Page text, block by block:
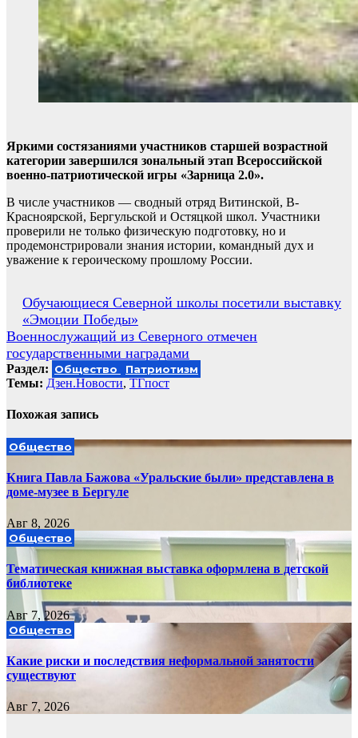
Яркими состязаниями участников старшей возрастной
категории завершился зональный этап Всероссийской
военно-патриотической игры «Зарница 2.0».
В числе участников — сводный отряд Витинской, В-
Красноярской, Бергульской и Остяцкой школ. Участники
проверили не только физическую подготовку, но и
продемонстрировали знания истории, командный дух и
уважение к героическому прошлому России.
Навигация
по
записям
Обучающиеся Северной школы посетили выставку
«Эмоции Победы»
Военнослужащий из Северного отмечен
государственными наградами
Раздел: Общество Патриотизм
Темы: Дзен.Новости, ТГпост
Похожая запись
Общество
Книга Павла Бажова «Уральские были» представлена в
доме-музее в Бергуле
Авг 8, 2026
Общество
Тематическая книжная выставка оформлена в детской
библиотеке
Авг 7, 2026
Общество
Какие риски и последствия неформальной занятости
существуют
Авг 7, 2026